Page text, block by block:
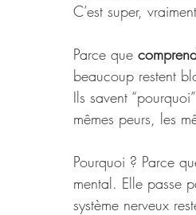
C’est super,
Parce que
beaucoup restent
Ils savent
mêmes peurs, les
Pourquoi ? Parce
mental. Elle passe
système nerveux